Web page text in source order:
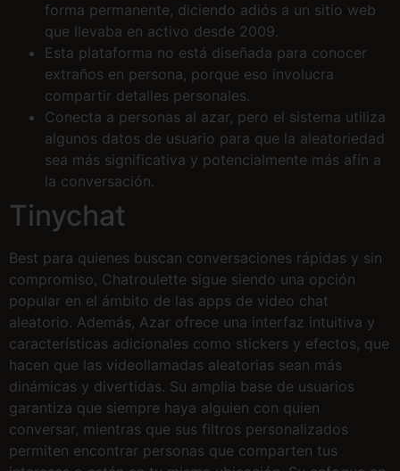
forma permanente, diciendo adiós a un sitio web
que llevaba en activo desde 2009.
Esta plataforma no está diseñada para conocer
extraños en persona, porque eso involucra
compartir detalles personales.
Conecta a personas al azar, pero el sistema utiliza
algunos datos de usuario para que la aleatoriedad
sea más significativa y potencialmente más afín a
la conversación.
Tinychat
Best para quienes buscan conversaciones rápidas y sin
compromiso, Chatroulette sigue siendo una opción
popular en el ámbito de las apps de video chat
aleatorio. Además, Azar ofrece una interfaz intuitiva y
características adicionales como stickers y efectos, que
hacen que las videollamadas aleatorias sean más
dinámicas y divertidas. Su amplia base de usuarios
garantiza que siempre haya alguien con quien
conversar, mientras que sus filtros personalizados
permiten encontrar personas que comparten tus